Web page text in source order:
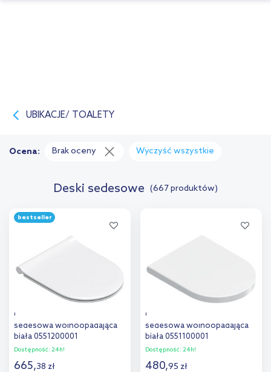
UBIKACJE/ TOALETY
Deski sedesowe (667 produktów)
Ocena: Brak oceny Wyczyść wszystkie
bestseller
Catalano Sfera deska
sedesowa wolnoopadająca
biała 0551200001
Dostępność: 24h!
665,38 zł
Catalano Sfera deska
sedesowa wolnoopadająca
biała 0551100001
Dostępność: 24h!
480,95 zł